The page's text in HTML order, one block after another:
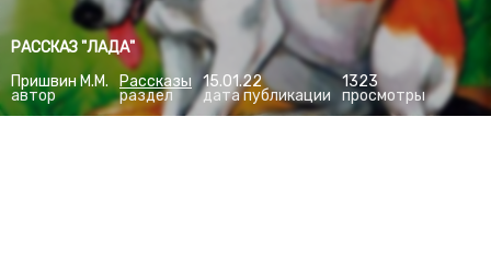
РАССКАЗ "ЛАДА"
Пришвин М.М.
автор
Рассказы
раздел
15.01.22
дата публикации
1323
просмотры